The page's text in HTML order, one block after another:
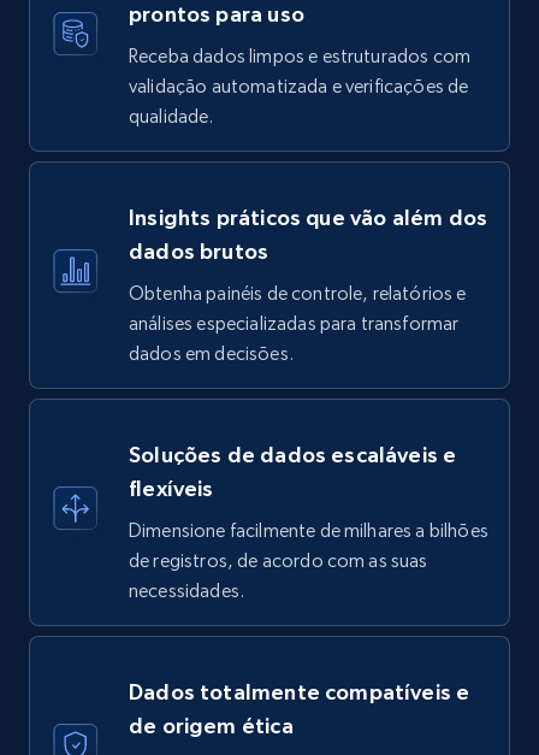
prontos para uso
Receba dados limpos e estruturados com
validação automatizada e verificações de
qualidade.
Insights práticos que vão além dos
dados brutos
Obtenha painéis de controle, relatórios e
análises especializadas para transformar
dados em decisões.
Soluções de dados escaláveis e
flexíveis
Dimensione facilmente de milhares a bilhões
de registros, de acordo com as suas
necessidades.
Dados totalmente compatíveis e
de origem ética